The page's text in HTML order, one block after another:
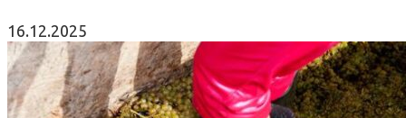
16.12.2025